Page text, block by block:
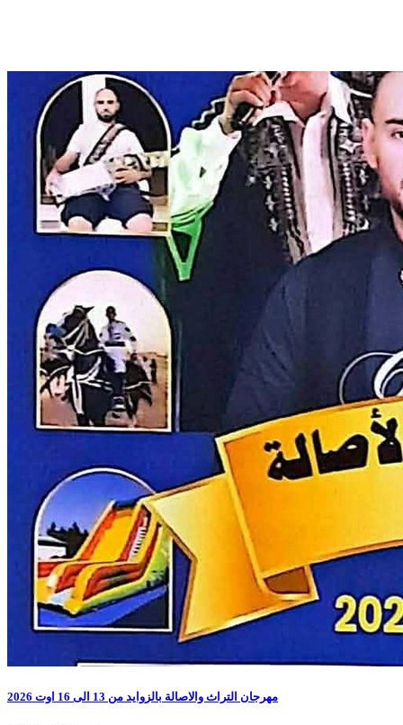
مهرجان التراث والاصالة بالزوايد من 13 الى 16 اوت 2026